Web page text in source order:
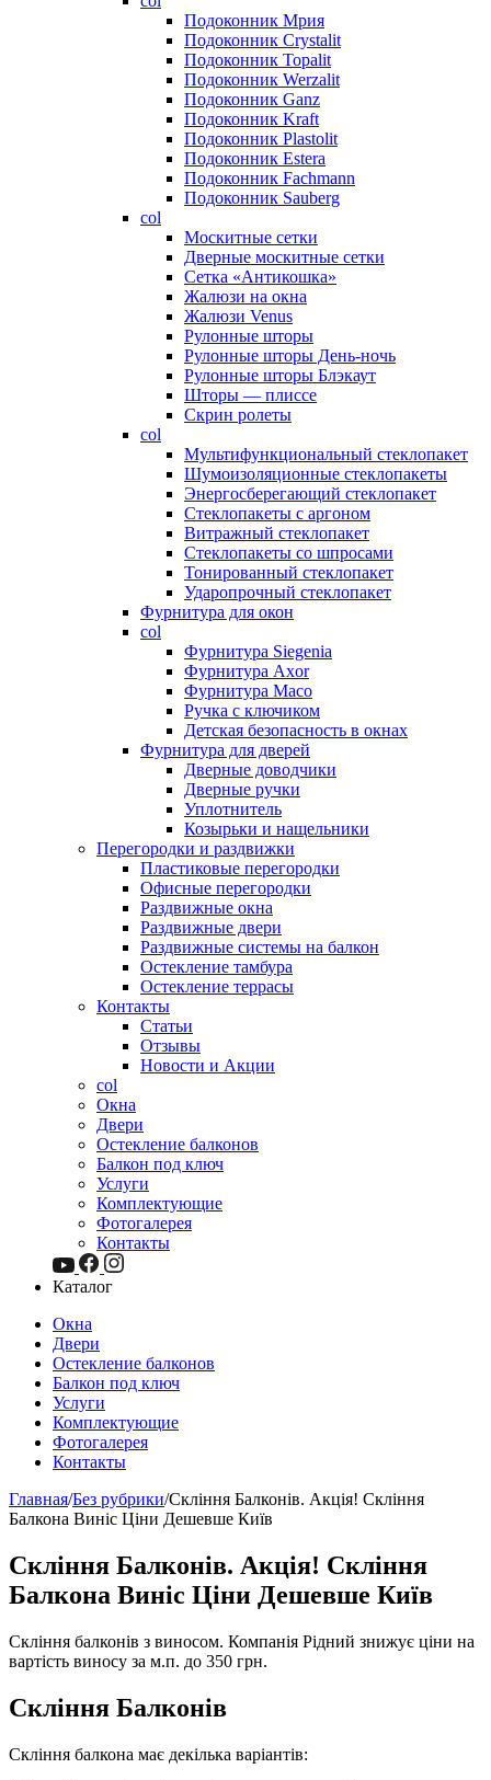
Подоконник Мрия
Подоконник Crystalit
Подоконник Topalit
Подоконник Werzalit
Подоконник Ganz
Подоконник Kraft
Подоконник Plastolit
Подоконник Estera
Подоконник Fachmann
Подоконник Sauberg
col
Москитные сетки
Дверные москитные сетки
Сетка «Антикошка»
Жалюзи на окна
Жалюзи Venus
Рулонные шторы
Рулонные шторы День-ночь
Рулонные шторы Блэкаут
Шторы — плиссе
Скрин ролеты
col
Мультифункциональный стеклопакет
Шумоизоляционные стеклопакеты
Энергосберегающий стеклопакет
Стеклопакеты с аргоном
Витражный стеклопакет
Стеклопакеты со шпросами
Тонированный стеклопакет
Ударопрочный стеклопакет
Фурнитура для окон
col
Фурнитура Siegenia
Фурнитура Axor
Фурнитура Maco
Ручка с ключиком
Детская безопасность в окнах
Фурнитура для дверей
Дверные доводчики
Дверные ручки
Уплотнитель
Козырьки и нащельники
Перегородки и раздвижки
Пластиковые перегородки
Офисные перегородки
Раздвижные окна
Раздвижные двери
Раздвижные системы на балкон
Остекление тамбура
Остекление террасы
Контакты
Статьи
Отзывы
Новости и Акции
col
Окна
Двери
Остекление балконов
Балкон под ключ
Услуги
Комплектующие
Фотогалерея
Контакты
Каталог
Окна
Двери
Остекление балконов
Балкон под ключ
Услуги
Комплектующие
Фотогалерея
Контакты
Главная/Без рубрики/Скління Балконів. Акція! Скління
Балкона Виніс Ціни Дешевше Київ
Скління Балконів. Акція! Скління
Балкона Виніс Ціни Дешевше Київ
Скління балконів з виносом. Компанія Рідний знижує ціни на
вартість виносу за м.п. до 350 грн.
Скління Балконів
Скління балкона має декілька варіантів: